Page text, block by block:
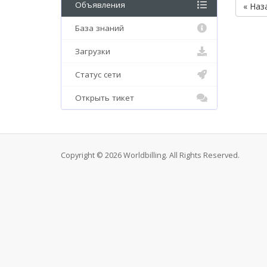
«
Объявления
База знаний
Загрузки
Статус сети
Открыть тикет
Copyright © 2026 Worldbilling. All Rights Reserved.